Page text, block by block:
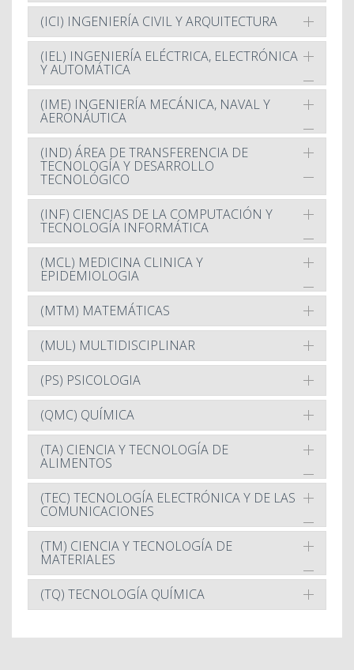
(ICI) INGENIERÍA CIVIL Y ARQUITECTURA
(IEL) INGENIERÍA ELÉCTRICA, ELECTRÓNICA
Y AUTOMÁTICA
(IME) INGENIERÍA MECÁNICA, NAVAL Y
AERONÁUTICA
(IND) ÁREA DE TRANSFERENCIA DE
TECNOLOGÍA Y DESARROLLO
TECNOLÓGICO
(INF) CIENCIAS DE LA COMPUTACIÓN Y
TECNOLOGÍA INFORMÁTICA
(MCL) MEDICINA CLINICA Y
EPIDEMIOLOGIA
(MTM) MATEMÁTICAS
(MUL) MULTIDISCIPLINAR
(PS) PSICOLOGIA
(QMC) QUÍMICA
(TA) CIENCIA Y TECNOLOGÍA DE
ALIMENTOS
(TEC) TECNOLOGÍA ELECTRÓNICA Y DE LAS
COMUNICACIONES
(TM) CIENCIA Y TECNOLOGÍA DE
MATERIALES
(TQ) TECNOLOGÍA QUÍMICA